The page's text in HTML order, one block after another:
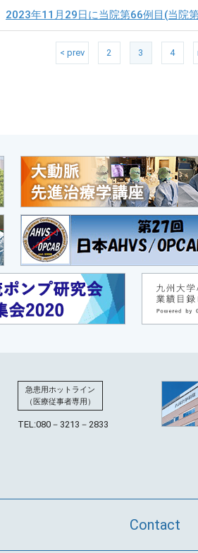
2023年11月29日に当院第66例目(当院
< prev 2 3 4
急患用ホットライン
（医療従事者専用）
TEL:080－3213－2833
Contact